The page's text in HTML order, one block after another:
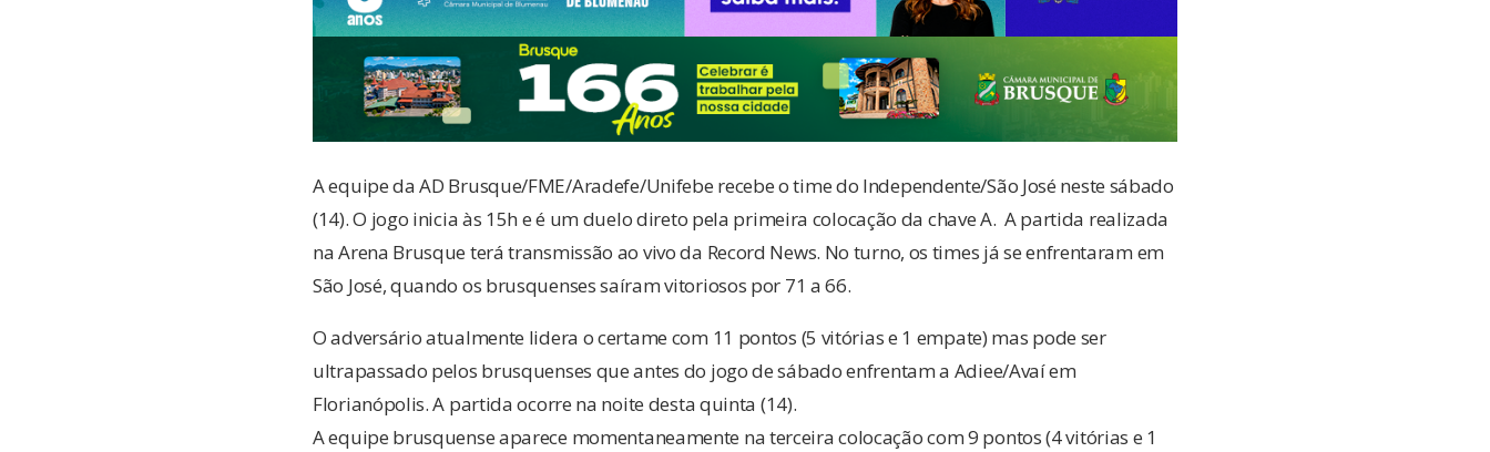
A equipe da AD Brusque/FME/Aradefe/Unifebe recebe o time do Independente/São José neste sábado
(14). O jogo inicia às 15h e é um duelo direto pela primeira colocação da chave A. A partida realizada
na Arena Brusque terá transmissão ao vivo da Record News. No turno, os times já se enfrentaram em
São José, quando os brusquenses saíram vitoriosos por 71 a 66.
O adversário atualmente lidera o certame com 11 pontos (5 vitórias e 1 empate) mas pode ser
ultrapassado pelos brusquenses que antes do jogo de sábado enfrentam a Adiee/Avaí em
Florianópolis. A partida ocorre na noite desta quinta (14).
A equipe brusquense aparece momentaneamente na terceira colocação com 9 pontos (4 vitórias e 1